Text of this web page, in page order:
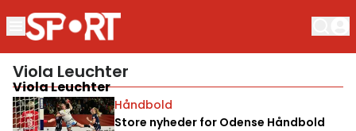
Viola Leuchter
Viola Leuchter
Håndbold
Store nyheder for Odense Håndbold